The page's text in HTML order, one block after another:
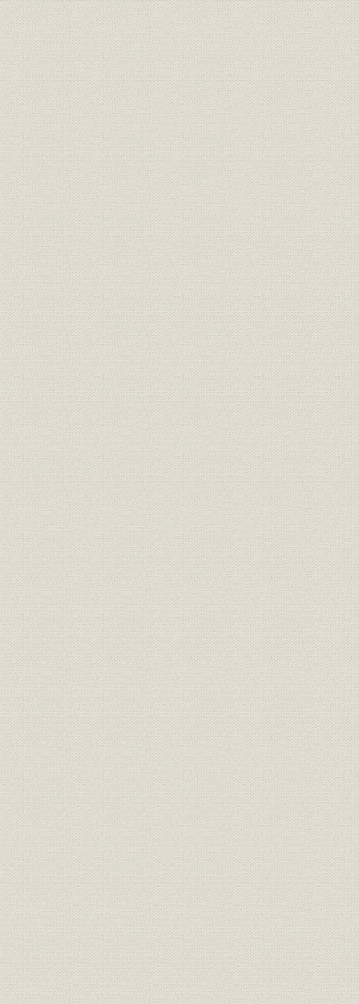
一 統制強化
二 売場供出
三 終戦まで
第三章 海外進出
一 華北
二 華中・華南
三 満鮮
四 南方
第四章 戦後の復興
一 インフレ高進
二 業績躍進
三 東京店開業
第五章 社業進運
一 各店増改築
二 売上高業界首位
三 京都店の増築
第六章 傍系事業
一 地方の大丸
二 海外の大丸
三 その他の事業
四 社会活動
年表
付録
編集余録